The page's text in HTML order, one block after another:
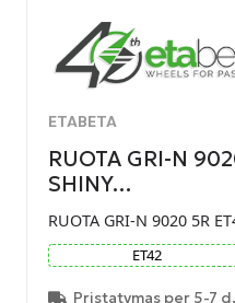
ETABETA
RUOTA GRI-N
SHINY…
RUOTA GRI-N 9020 5R
ET42
Pristatymas per 5-7